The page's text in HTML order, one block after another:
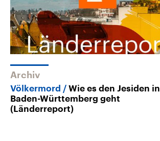
Archiv
Völkermord
Wie es den Jesiden in
Baden-Württemberg geht
(Länderreport)